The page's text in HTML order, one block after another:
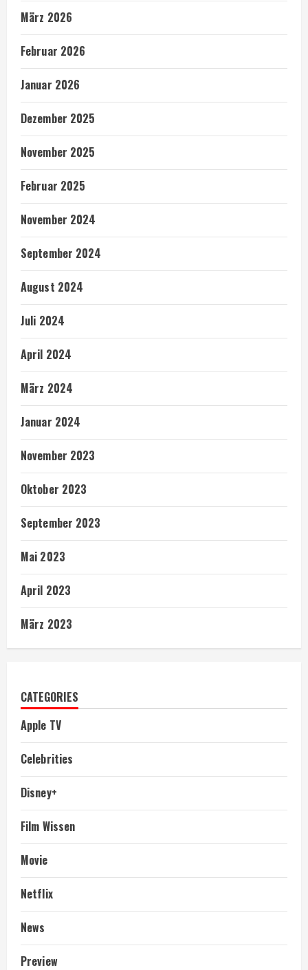
März 2026
Februar 2026
Januar 2026
Dezember 2025
November 2025
Februar 2025
November 2024
September 2024
August 2024
Juli 2024
April 2024
März 2024
Januar 2024
November 2023
Oktober 2023
September 2023
Mai 2023
April 2023
März 2023
CATEGORIES
Apple TV
Celebrities
Disney+
Film Wissen
Movie
Netflix
News
Preview